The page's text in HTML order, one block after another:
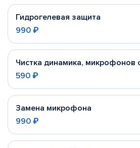
Гидрогелевая защита
990 ₽
Чистка динамика, микрофонов
590 ₽
Замена микрофона
990 ₽